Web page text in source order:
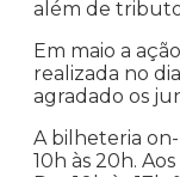
além de
Em maio a
realizada no
agradado os
A bilheteria
10h às 20h.